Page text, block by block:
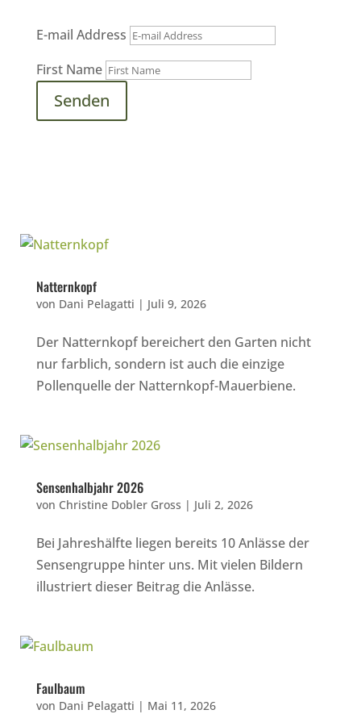
E-mail Address
First Name
Senden
Natternkopf
von Dani Pelagatti | Juli 9, 2026
Der Natternkopf bereichert den Garten nicht
nur farblich, sondern ist auch die einzige
Pollenquelle der Natternkopf-Mauerbiene.
Sensenhalbjahr 2026
von Christine Dobler Gross | Juli 2, 2026
Bei Jahreshälfte liegen bereits 10 Anlässe der
Sensengruppe hinter uns. Mit vielen Bildern
illustriert dieser Beitrag die Anlässe.
Faulbaum
von Dani Pelagatti | Mai 11, 2026